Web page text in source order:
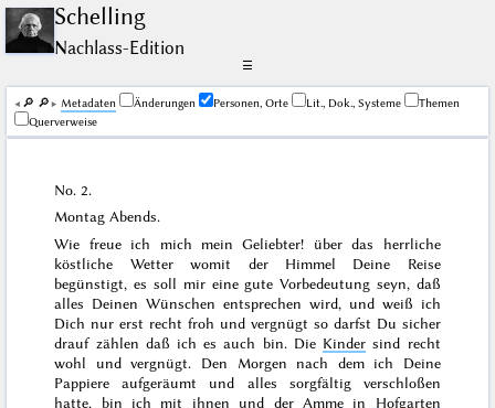
Schelling
Nachlass-Edition
☰
🔎︎ 🔎︎ Me­ta­da­ten Änderungen Personen, Orte Lit., Dok., Systeme
Themen
Querverweise
No. 2.
Montag Abends.
Wie freue ich mich mein Geliebter! über das herrliche
köstliche Wetter womit der Himmel Deine Reise
begünstigt, es soll mir eine gute Vorbedeutung seyn, daß
alles Deinen Wünschen entsprechen wird, und weiß ich
Dich nur erst recht froh und vergnügt so darfst Du sicher
drauf zählen daß ich es auch bin. Die Kinder sind recht
wohl und vergnügt. Den Morgen nach dem ich Deine
Pappiere aufgeräumt und alles sorgfältig verschloßen
hatte, bin ich mit ihnen und der Ammein Hofgarten